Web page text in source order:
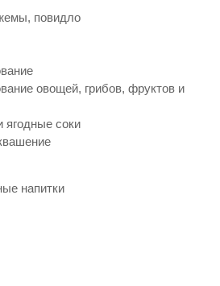
повидло
овощей, грибов, фруктов и
соки
напитки